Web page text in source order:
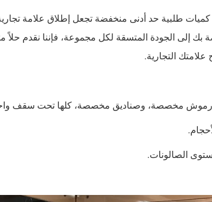
طلبية حد أدنى منخفضة تجعل إطلاق علامة
إلى الجودة المتسقة لكل مجموعة، فإننا نقدم حلاً
التجارية.
رموش مخصصة، وصناديق مخصصة، كلها تحت سقف